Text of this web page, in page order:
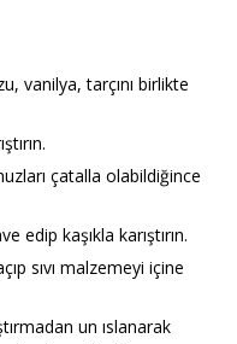
vanilya, tarçını birlikte
çatalla olabildiğince
edip kaşıkla karıştırın.
sıvı malzemeyi içine
un ıslanarak